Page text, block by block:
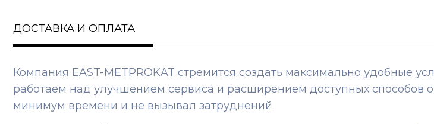
ДОСТАВКА И ОПЛАТА
Компания EAST-METPROKAT стремится создать максимально удобные
работаем над улучшением сервиса и расширением доступных способов
минимум времени и не вызывал затруднений.